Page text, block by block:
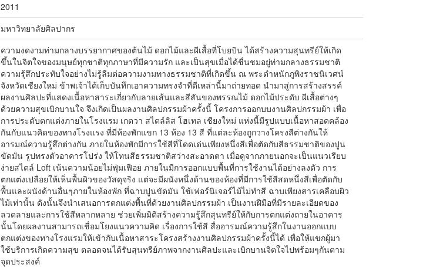
2011
มหาวิทยาลัยศิลปากร
ความงดงามท่ามกลางบรรยากาศของต้นไม้ ดอกไม้และผีเสื้อที่โบยบิน ได้สร้างความสุนทรีย์ให้เกิด
ขึ้นในจิตใจของมนุษย์ทุกชาติทุกภาษาที่มีความรัก และเป็นสุขเมื่อได้ชื่นชมอยู่ท่ามกลางธรรมชาติ
ความรุ้สึกประทับใจอย่างไม่รู้ลืมต่อความงามทางธรรมชาติที่เกิดขึ้น ณ พระตำหนักภูพิงราชนิเวศน์
จังหวัดเชียงใหม่ ข้าพเจ้าได้เก็บบันทึกเอาความทรงจำที่ดีเหล่านี้มาถ่ายทอด นำมาสู่การสร้างสรรค์
ผลงานศิลปะที่แสดงเนื้อหาสาระเกี่ยวกับลายเส้นและสีสันของพรรณไม้ ดอกไม้ประดับ ผีเสื้อต่างๆ
ด้วยความสุขเบิกบานใจ จึงเกิดเป็นผลงานศิลปกรรมผ้าครั้งนี้ โครงการออกบบงานศิลปกรรมผ้า เพื่อ
การประดับตกแต่งภายในโรงแรม เกตวา สไตล์ลิส โฮเทล เชียงใหม่ แห่งนี้มีรูปแบบเนื้อหาสอดคล้อง
กันกับแนวคิดของทางโรงแรง ที่มีห้องพักแขก 13 ห้อง 13 สี ที่แต่ละห้องถูกวางโครงสีต่างกันให้
อารมณ์ความรู้สึกต่างกัน ภายในห้องพักมีการใช้สีที่โดดเด่นเพียงหนึ่งสีเพื่อตัดกับสีธรรมชาติของปูน
ขัดมัน รูปทรงตัวอาคารโปร่ง ให้โทนสีธรรมชาติสว่างสะอาดตา เมื่อดูจากภายนอกจะเป็นแนวเรียบ
ง่ายสไตล์ Loft เน้นความน้อยไม่ฟุ่มเฟือย ภายในมีการออกแบบพื้นที่การใช้งานได้อย่างลงตัว การ
ตกแต่งเปลือยให้เห็นพื้นผิวของวัสดุจริง แต่จะมีผนังหนึ่งด้านของห้องที่มีการใช้สีสดหนึ่งสีเพื่อตัดกับ
พื้นและผนังด้านอื่นๆภายในห้องพัก ที่ฉาบปูนขัดมัน ใช้เฟอร์นิเจอร์ไม้ไม่ทำสี ฉาบเพียงสารเคลือบผิว
ไม้เท่านั้น ดังนั้นจึงนำเสนอการตกแต่งพื้นที่ด้วยงานศิลปกรรมผ้า เป็นงานฝีมือที่มีรายละเอียดของ
ลวดลายและการใช้สีหลากหลาย ช่วยเพิ่มมิติสร้างความรู้สึกสุนทรีย์ให้กับการตกแต่งถายในอาคาร
นั้นโดยผลงานสามารถเชื่อมโยงแนวความคิด เรื่องการใช้สี สื่ออารมณ์ความรู้สึกในงานออกแบบ
ตกแต่งของทางโรงแรมให้เข้ากับเนื้อหาสาระโครงสร้างงานศิลปกรรมผ้าครั้งนี้ได้ เพื่อให้แขกผู้มา
ใช้บริการเกิดความสุข ตลอดจนได้รับสุนทรีย์ภาพจากงานศิลปะและเบิกบานจิตใจไปพร้อมๆกันตาม
จุดประสงค์